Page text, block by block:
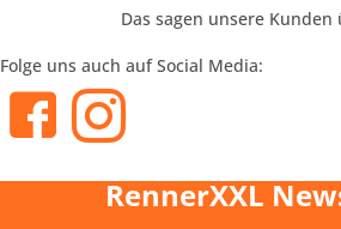
Das sagen unsere Kunden
Folge uns auch auf Social Media:
RennerXXL